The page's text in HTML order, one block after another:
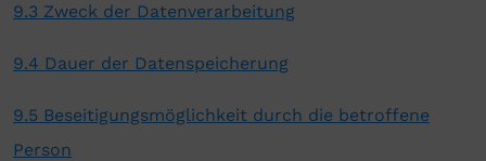
9.3 Zweck der Datenverarbeitung
9.4 Dauer der Datenspeicherung
9.5 Beseitigungsmöglichkeit durch die betroffene
Person